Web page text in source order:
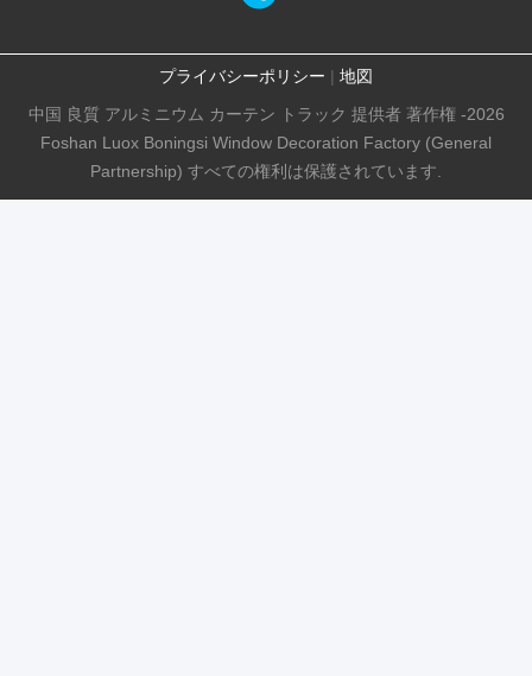
プライバシーポリシー | 地図
中国 良質 アルミニウム カーテン トラック 提供者 著作権 -2026
Foshan Luox Boningsi Window Decoration Factory (General
Partnership) すべての権利は保護されています.